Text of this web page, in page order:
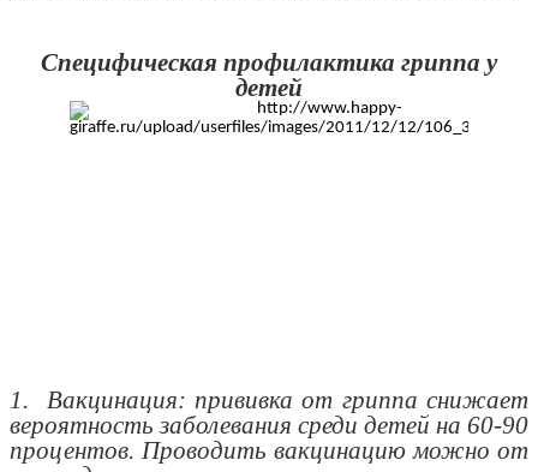
Специфическая профилактика гриппа у
детей
1. Вакцинация: прививка от гриппа снижает
вероятность заболевания среди детей на 60-90
процентов. Проводить вакцинацию можно от